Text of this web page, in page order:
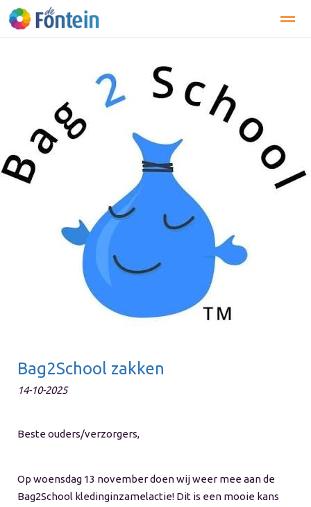
Pagina's
Bag2School zakken
14-10-2025
Beste ouders/verzorgers,
Op woensdag 13 november doen wij weer mee aan de
Bag2School kledinginzamelactie! Dit is een mooie kans